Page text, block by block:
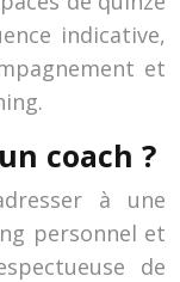
indicative,
et
coach ?
à une
personnel et
de